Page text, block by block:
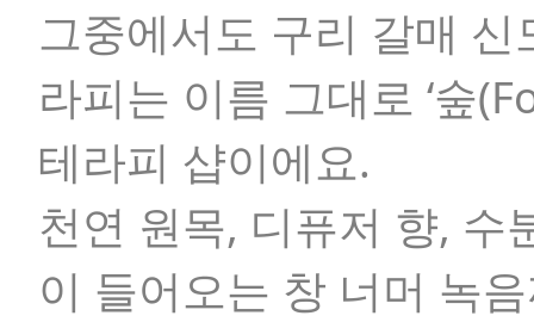
그중에서도 구리 갈매
라피는 이름 그대로 ‘숲
테라피 샵이에요.
천연 원목, 디퓨저 향, 수
이 들어오는 창 너머 녹